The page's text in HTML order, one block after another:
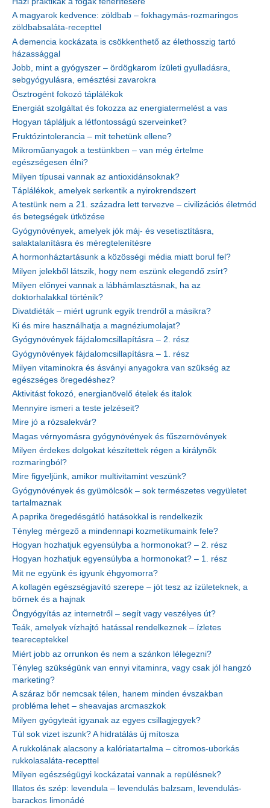
A magyarok kedvence: zöldbab – fokhagymás-rozmaringos
zöldbabsaláta-recepttel
A demencia kockázata is csökkenthető az élethosszig tartó
házassággal
Jobb, mint a gyógyszer – ördögkarom ízületi gyulladásra,
sebgyógyulásra, emésztési zavarokra
Ösztrogént fokozó táplálékok
Energiát szolgáltat és fokozza az energiatermelést a vas
Hogyan tápláljuk a létfontosságú szerveinket?
Fruktózintolerancia – mit tehetünk ellene?
Mikroműanyagok a testünkben – van még értelme
egészségesen élni?
Milyen típusai vannak az antioxidánsoknak?
Táplálékok, amelyek serkentik a nyirokrendszert
A testünk nem a 21. századra lett tervezve – civilizációs életmód
és betegségek ütközése
Gyógynövények, amelyek jók máj- és vesetisztításra,
salaktalanításra és méregtelenítésre
A hormonháztartásunk a közösségi média miatt borul fel?
Milyen jelekből látszik, hogy nem eszünk elegendő zsírt?
Milyen előnyei vannak a lábhámlasztásnak, ha az
doktorhalakkal történik?
Divatdiéták – miért ugrunk egyik trendről a másikra?
Ki és mire használhatja a magnéziumolajat?
Gyógynövények fájdalomcsillapításra – 2. rész
Gyógynövények fájdalomcsillapításra – 1. rész
Milyen vitaminokra és ásványi anyagokra van szükség az
egészséges öregedéshez?
Aktivitást fokozó, energianövelő ételek és italok
Mennyire ismeri a teste jelzéseit?
Mire jó a rózsalekvár?
Magas vérnyomásra gyógynövények és fűszernövények
Milyen érdekes dolgokat készítettek régen a királynők
rozmaringból?
Mire figyeljünk, amikor multivitamint veszünk?
Gyógynövények és gyümölcsök – sok természetes vegyületet
tartalmaznak
A paprika öregedésgátló hatásokkal is rendelkezik
Tényleg mérgező a mindennapi kozmetikumaink fele?
Hogyan hozhatjuk egyensúlyba a hormonokat? – 2. rész
Hogyan hozhatjuk egyensúlyba a hormonokat? – 1. rész
Mit ne együnk és igyunk éhgyomorra?
A kollagén egészségjavító szerepe – jót tesz az ízületeknek, a
bőrnek és a hajnak
Öngyógyítás az internetről – segít vagy veszélyes út?
Teák, amelyek vízhajtó hatással rendelkeznek – ízletes
teareceptekkel
Miért jobb az orrunkon és nem a szánkon lélegezni?
Tényleg szükségünk van ennyi vitaminra, vagy csak jól hangzó
marketing?
A száraz bőr nemcsak télen, hanem minden évszakban
probléma lehet – sheavajas arcmaszkok
Milyen gyógyteát igyanak az egyes csillagjegyek?
Túl sok vizet iszunk? A hidratálás új mítosza
A rukkolának alacsony a kalóriatartalma – citromos-uborkás
rukkolasaláta-recepttel
Milyen egészségügyi kockázatai vannak a repülésnek?
Illatos és szép: levendula – levendulás balzsam, levendulás-
barackos limonádé